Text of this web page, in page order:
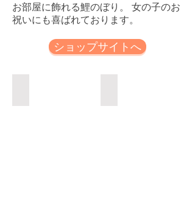
お部屋に飾れる鯉のぼり。 女の子のお
祝いにも喜ばれております。
ショップサイトへ